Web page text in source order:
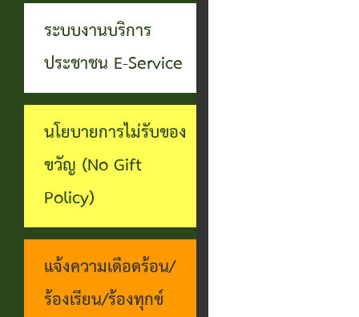
Service)
เว็บไซต์
ระบบงานบริการ
ประชาชน E-Service
นโยบายการไม่รับของ
ขวัญ (No Gift
Policy)
แจ้งความเดือดร้อน/
ร้องเรียน/ร้องทุกข์